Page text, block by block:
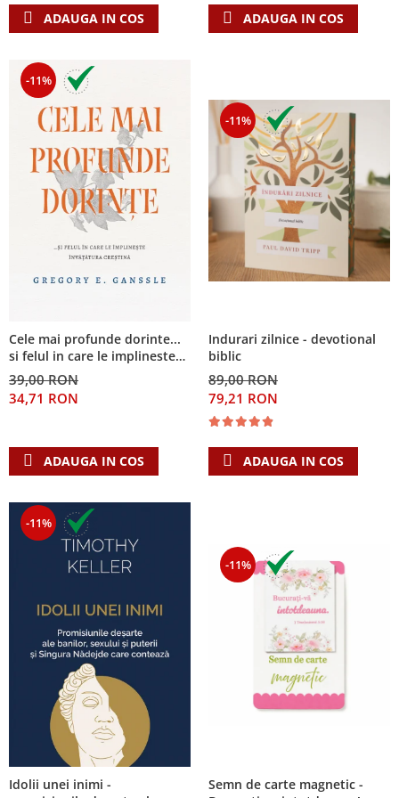
ADAUGA IN COS ADAUGA IN COS
-11%
Cele mai profunde dorinte...
si felul in care le implineste
invatatura crestina
39,00 RON
34,71 RON
ADAUGA IN COS
-11%
Indurari zilnice - devotional
biblic
89,00 RON
79,21 RON
ADAUGA IN COS
-11%
Idolii unei inimi -
-11%
Semn de carte magnetic -